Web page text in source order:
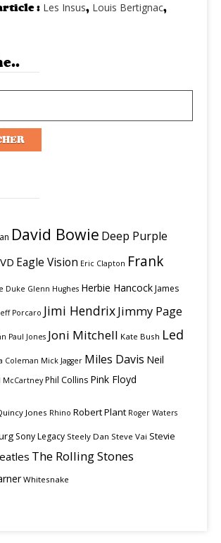
: Les Insus, Louis Bertignac,
David Bowie Deep Purple
Eagle Vision Eric Clapton Frank
Duke Glenn Hughes Herbie HancockJames
Porcaro Jimi HendrixJimmy Page
Paul Jones Joni Mitchell Kate Bush Led
Coleman Mick Jagger Miles Davis Neil
McCartney Phil Collins Pink Floyd
Jones Rhino Robert Plant Roger Waters
Sony Legacy Steely Dan Steve Vai Stevie
The Rolling Stones
Whitesnake